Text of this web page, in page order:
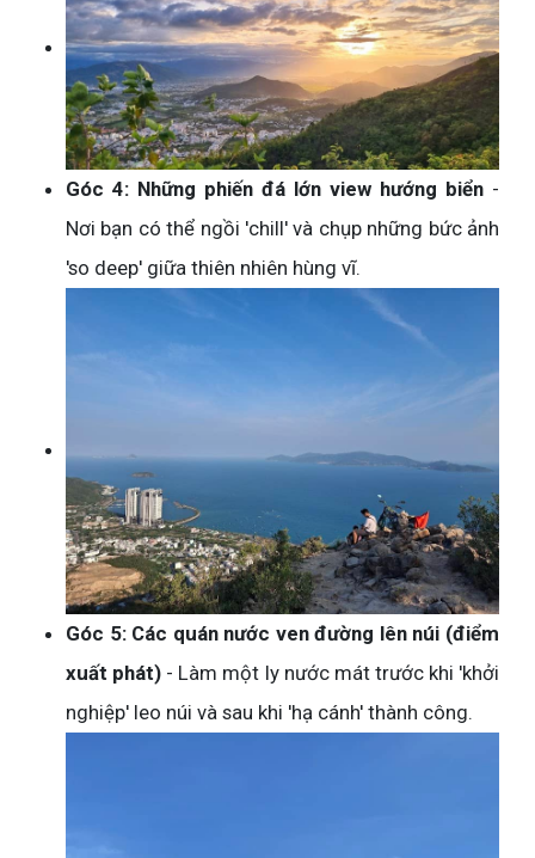
Góc 4: Những phiến đá lớn view hướng biển -
Nơi bạn có thể ngồi 'chill' và chụp những bức ảnh
'so deep' giữa thiên nhiên hùng vĩ.
Góc 5: Các quán nước ven đường lên núi (điểm
xuất phát) - Làm một ly nước mát trước khi 'khởi
nghiệp' leo núi và sau khi 'hạ cánh' thành công.